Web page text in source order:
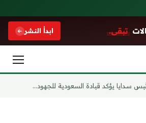
تبقى. ابدأ النشر
سدايا يؤكد قيادة السعودية للجهود...